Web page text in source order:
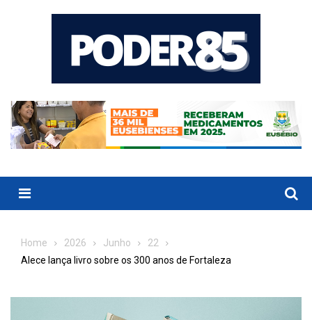
Menu
Home 2026 Junho
22
Alece lança livro sobre os 300 anos de Fortaleza